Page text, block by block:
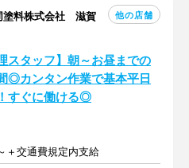
塗料株式会社 滋賀
他の店舗
スタッフ】朝～お昼までの
◎カンタン作業で基本平日
すぐに働ける◎
＋交通費規定内支給